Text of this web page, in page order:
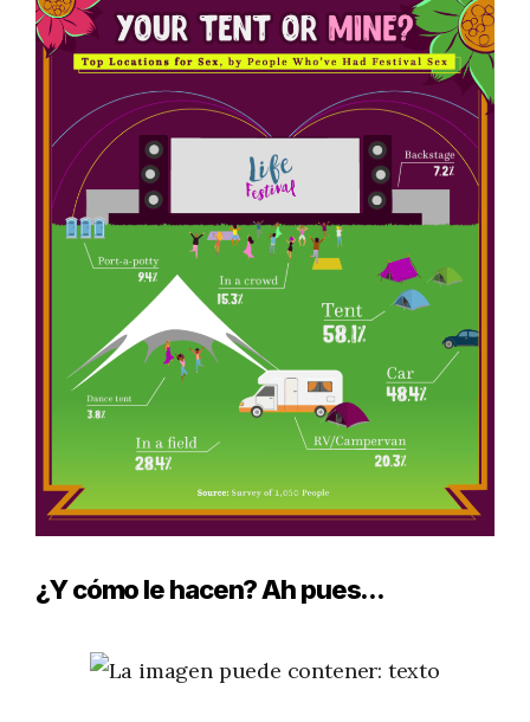
¿Y cómo le hacen? Ah pues...